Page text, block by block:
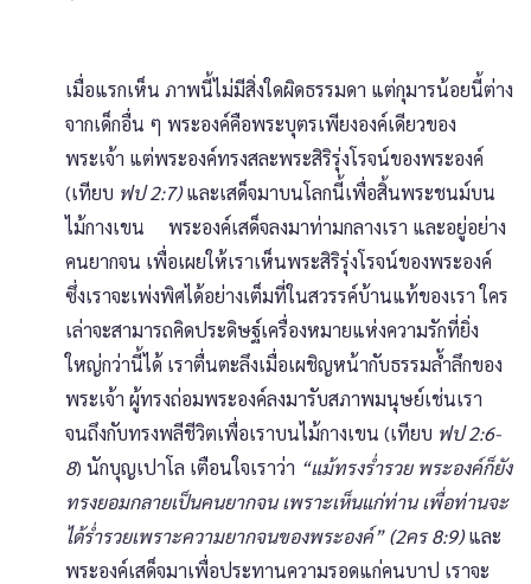
เมื่อแรกเห็น ภาพนี้ไม่มีสิ่งใดผิดธรรมดา แต่กุมารน้อยนี้ต่าง
จากเด็กอื่น ๆ พระองค์คือพระบุตรเพียงองค์เดียวของ
พระเจ้า แต่พระองค์ทรงสละพระสิริรุ่งโรจน์ของพระองค์
(เทียบ ฟป 2:7)และเสด็จมาบนโลกนี้เพื่อสิ้นพระชนม์บน
ไม้กางเขน พระองค์เสด็จลงมาท่ามกลางเรา และอยู่อย่าง
คนยากจน เพื่อเผยให้เราเห็นพระสิริรุ่งโรจน์ของพระองค์
ซึ่งเราจะเพ่งพิศได้อย่างเต็มที่ในสวรรค์บ้านแท้ของเรา ใคร
เล่าจะสามารถคิดประดิษฐ์เครื่องหมายแห่งความรักที่ยิ่ง
ใหญ่กว่านี้ได้ เราตื่นตะลึงเมื่อเผชิญหน้ากับธรรมล้ำลึกของ
พระเจ้า ผู้ทรงถ่อมพระองค์ลงมารับสภาพมนุษย์เช่นเรา
จนถึงกับทรงพลีชีวิตเพื่อเราบนไม้กางเขน (เทียบ ฟป 2:6-
8) นักบุญเปาโล เตือนใจเราว่า “แม้ทรงร่ำรวย พระองค์ก็ยัง
ทรงยอมกลายเป็นคนยากจน เพราะเห็นแก่ท่าน เพื่อท่านจะ
ได้ร่ำรวยเพราะความยากจนของพระองค์” (2คร 8:9)และ
พระองค์เสด็จมาเพื่อประทานความรอดแก่คนบาป เราจะ